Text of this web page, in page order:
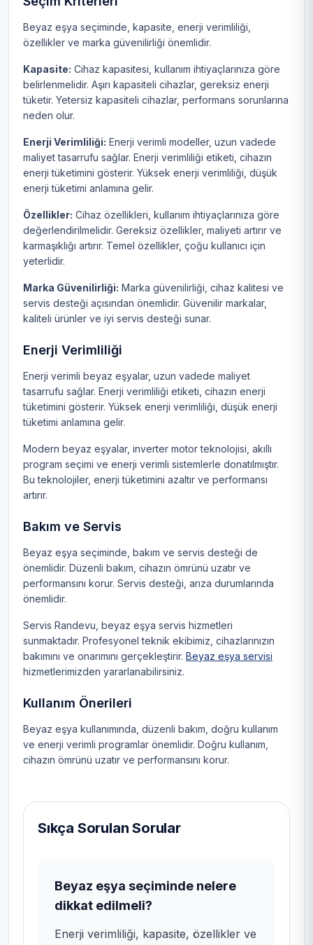
Beyaz eşya seçiminde, kapasite, enerji verimliliği,
özellikler ve marka güvenilirliği önemlidir.
Kapasite: Cihaz kapasitesi, kullanım ihtiyaçlarınıza göre
belirlenmelidir. Aşırı kapasiteli cihazlar, gereksiz enerji
tüketir. Yetersiz kapasiteli cihazlar, performans sorunlarına
neden olur.
Enerji Verimliliği: Enerji verimli modeller, uzun vadede
maliyet tasarrufu sağlar. Enerji verimliliği etiketi, cihazın
enerji tüketimini gösterir. Yüksek enerji verimliliği, düşük
enerji tüketimi anlamına gelir.
Özellikler: Cihaz özellikleri, kullanım ihtiyaçlarınıza göre
değerlendirilmelidir. Gereksiz özellikler, maliyeti artırır ve
karmaşıklığı artırır. Temel özellikler, çoğu kullanıcı için
yeterlidir.
Marka Güvenilirliği: Marka güvenilirliği, cihaz kalitesi ve
servis desteği açısından önemlidir. Güvenilir markalar,
kaliteli ürünler ve iyi servis desteği sunar.
Enerji Verimliliği
Enerji verimli beyaz eşyalar, uzun vadede maliyet
tasarrufu sağlar. Enerji verimliliği etiketi, cihazın enerji
tüketimini gösterir. Yüksek enerji verimliliği, düşük enerji
tüketimi anlamına gelir.
Modern beyaz eşyalar, inverter motor teknolojisi, akıllı
program seçimi ve enerji verimli sistemlerle donatılmıştır.
Bu teknolojiler, enerji tüketimini azaltır ve performansı
artırır.
Bakım ve Servis
Beyaz eşya seçiminde, bakım ve servis desteği de
önemlidir. Düzenli bakım, cihazın ömrünü uzatır ve
performansını korur. Servis desteği, arıza durumlarında
önemlidir.
Servis Randevu, beyaz eşya servis hizmetleri
sunmaktadır. Profesyonel teknik ekibimiz, cihazlarınızın
bakımını ve onarımını gerçekleştirir. Beyaz eşya servisi
hizmetlerimizden yararlanabilirsiniz.
Kullanım Önerileri
Beyaz eşya kullanımında, düzenli bakım, doğru kullanım
ve enerji verimli programlar önemlidir. Doğru kullanım,
cihazın ömrünü uzatır ve performansını korur.
Sıkça Sorulan Sorular
Beyaz eşya seçiminde nelere
dikkat edilmeli?
Enerji verimliliği, kapasite, özellikler ve